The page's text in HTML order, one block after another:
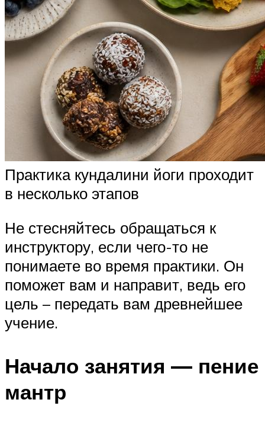
Практика кундалини йоги проходит
в несколько этапов
Не стесняйтесь обращаться к
инструктору, если чего-то не
понимаете во время практики. Он
поможет вам и направит, ведь его
цель – передать вам древнейшее
учение.
Начало занятия — пение
мантр